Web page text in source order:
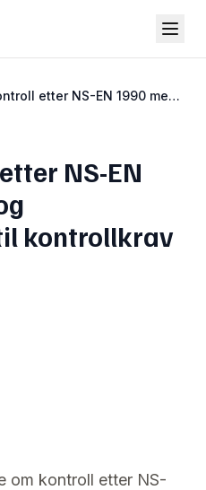
etter NS-EN 1990 med
NS-EN
kontrollkrav
om kontroll etter NS-